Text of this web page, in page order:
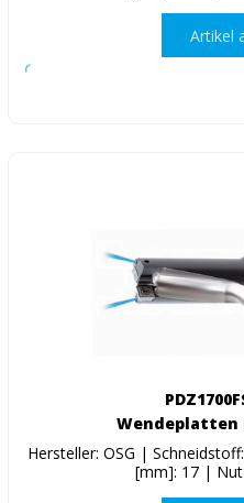
Artikel
Wendeplatten
Hersteller: OSG |
[mm]: 17 |